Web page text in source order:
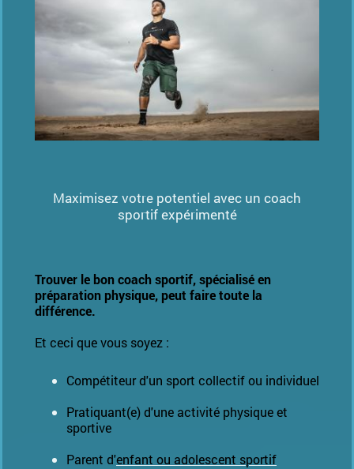
Maximisez votre potentiel avec un coach
sportif expérimenté
Trouver le bon coach sportif, spécialisé en
préparation physique, peut faire toute la
différence.
Et ceci que vous soyez :
Compétiteur d'un sport collectif ou individuel
Pratiquant(e) d'une activité physique et
sportive
Parent d'enfant ou adolescent sportif